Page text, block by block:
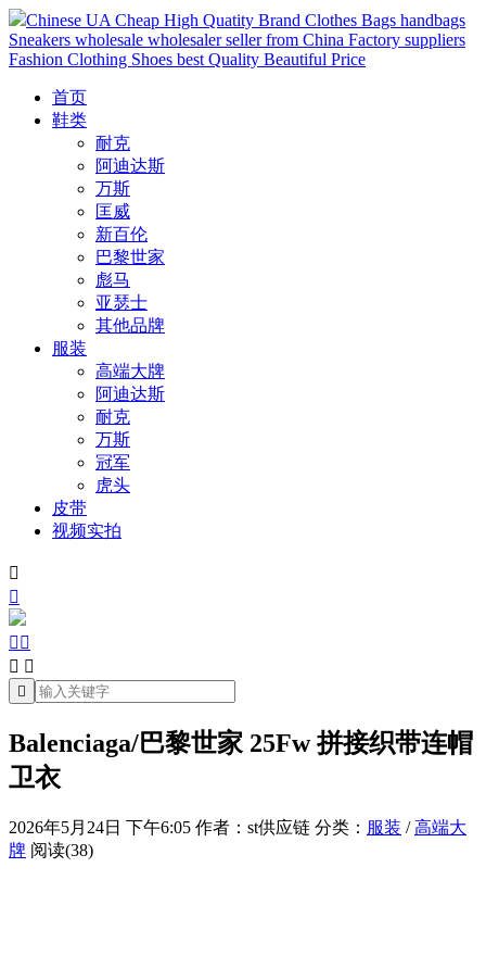
Chinese UA Cheap High Quatity Brand Clothes Bags handbags
Sneakers wholesale wholesaler seller from China Factory suppliers
Fashion Clothing Shoes best Quality Beautiful Price
首页
鞋类
耐克
阿迪达斯
万斯
匡威
新百伦
巴黎世家
彪马
亚瑟士
其他品牌
服装
高端大牌
阿迪达斯
耐克
万斯
冠军
虎头
皮带
视频实拍


 
 

Balenciaga/巴黎世家 25Fw 拼接织带连帽
卫衣
2026年5月24日 下午6:05 作者：st供应链 分类： 服装 /高端大
牌 阅读(38)